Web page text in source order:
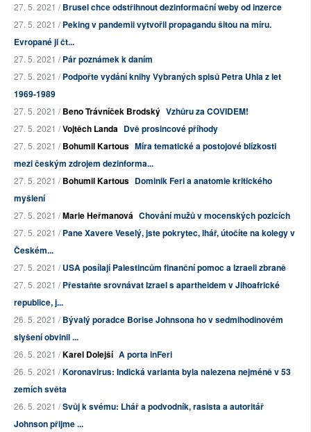
27. 5. 2021 /Brusel chce odstřihnout dezinformační weby od inzerce
27. 5. 2021 /Peking v pandemii vytvořil propagandu šitou na míru.
Evropané ji čt...
27. 5. 2021 /Pár poznámek k daním
27. 5. 2021 /Podpořte vydání knihy Vybraných spisů Petra Uhla z let
1969-1989
27. 5. 2021 /Beno Trávníček Brodský Vzhůru za COVIDEM!
27. 5. 2021 /Vojtěch Landa Dvě prosincové příhody
27. 5. 2021 /Bohumil Kartous Míra tematické a postojové blízkosti
mezi českým zdrojem dezinforma...
27. 5. 2021 /Bohumil Kartous Dominik Feri a anatomie kritického
myšlení
27. 5. 2021 /Marie Heřmanová Chování mužů v mocenských pozicích
27. 5. 2021 /Pane Xavere Veselý, jste pokrytec, lhář, útočíte na kolegy v
Českém...
27. 5. 2021 /USA posílají Palestincům finanční pomoc a Izraeli zbraně
27. 5. 2021 /Přestaňte srovnávat Izrael s apartheidem v Jihoafrické
republice, j...
26. 5. 2021 /Bývalý poradce Borise Johnsona ho v sedmihodinovém
slyšení obvinil ...
26. 5. 2021 /Karel Dolejší A porta inFeri
26. 5. 2021 /Koronavirus: Indická varianta byla nalezena nejméně v 53
zemích světa
26. 5. 2021 /Svůj k svému: Lhář a podvodník, rasista a autoritář
Johnson přijme ...